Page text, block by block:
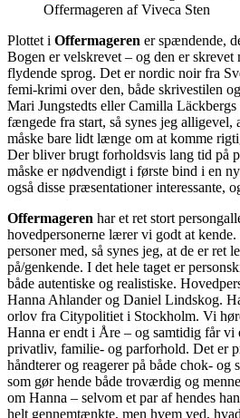
Offermageren af Viveca Sten
Plottet i Offermageren er spændende,
Bogen er velskrevet – og den er
flydende sprog. Det er nordic noir fra
femi-krimi over den, både skrivestilen
Mari Jungstedts eller Camilla
fængede fra start, så synes jeg alligevel,
måske bare lidt længe om at komme
Der bliver brugt forholdsvis lang tid på
måske er nødvendigt i første bind i en
også disse præsentationer interessante,
Offermageren har et ret stort
hovedpersonerne lærer vi godt at
personer med, så synes jeg, at de er ret
på/genkende. I det hele taget er
både autentiske og realistiske.
Hanna Ahlander og Daniel Lindskog.
orlov fra Citypolitiet i Stockholm. Vi
Hanna er endt i Åre – og samtidig får vi
privatliv, familie- og parforhold. Det er
håndterer og reagerer på både chok-
som gør hende både troværdig og
om Hanna – selvom et par af hendes
helt gennemtænkte, men hvem ved,